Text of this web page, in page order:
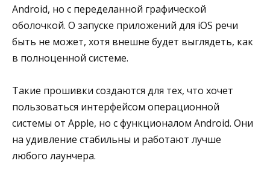
Android, но с переделанной графической
оболочкой. О запуске приложений для iOS речи
быть не может, хотя внешне будет выглядеть, как
в полноценной системе.
Такие прошивки создаются для тех, что хочет
пользоваться интерфейсом операционной
системы от Apple, но с функционалом Android. Они
на удивление стабильны и работают лучше
любого лаунчера.